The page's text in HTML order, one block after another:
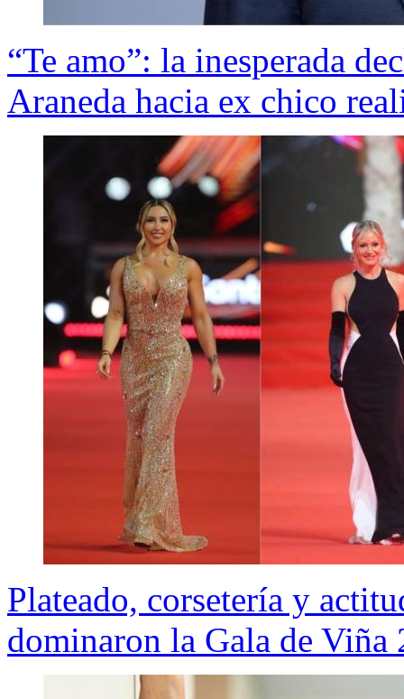
“Te amo”: la inesperada
Araneda hacia ex chico
Plateado, corsetería y
dominaron la Gala de Viña